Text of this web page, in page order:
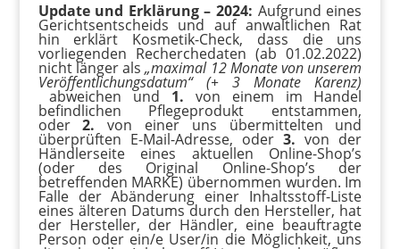
Update und Erklärung – 2024: Aufgrund eines
Gerichtsentscheids und auf anwaltlichen Rat
hin erklärt Kosmetik-Check, dass die uns
vorliegenden Recherchedaten (ab 01.02.2022)
nicht länger als„maximal 12 Monate von unserem
Veröffentlichungsdatum“ (+ 3 Monate Karenz)
abweichen und 1. von einem im Handel
befindlichen Pflegeprodukt entstammen,
oder2. von einer uns übermittelten und
überprüften E-Mail-Adresse, oder3. von der
Händlerseite eines aktuellen Online-Shop’s
(oder des Original Online-Shop’s der
betreffenden MARKE) übernommen wurden. Im
Falle der Abänderung einer Inhaltsstoff-Liste
eines älteren Datums durch den Hersteller, hat
der Hersteller, der Händler, eine beauftragte
Person oder ein/e User/in die Möglichkeit, uns